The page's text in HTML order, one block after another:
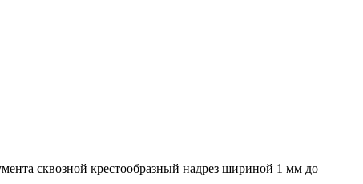
сквозной крестообразный надрез шириной 1 мм до